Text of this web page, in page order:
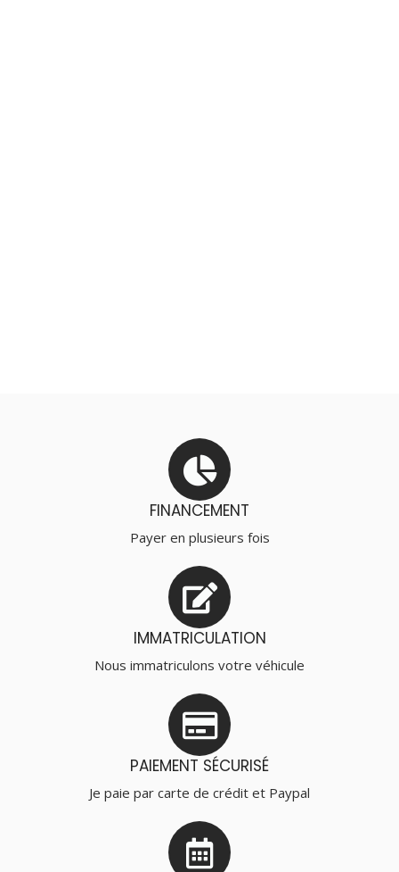
FINANCEMENT
Payer en plusieurs fois
IMMATRICULATION
Nous immatriculons votre véhicule
PAIEMENT SÉCURISÉ
Je paie par carte de crédit et Paypal